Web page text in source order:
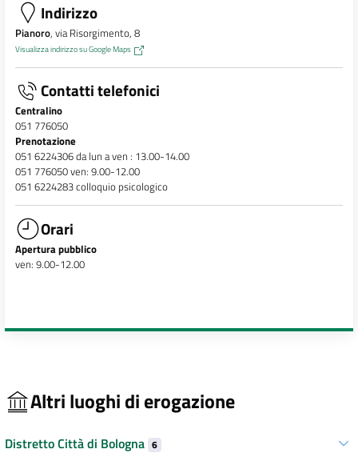
Indirizzo
Pianoro, via Risorgimento, 8
Visualizza indirizzo su Google Maps
Contatti telefonici
Centralino
051 776050
Prenotazione
051 6224306 da lun a ven : 13.00-14.00
051 776050 ven: 9.00-12.00
051 6224283 colloquio psicologico
Orari
Apertura pubblico
ven: 9.00-12.00
Altri luoghi di erogazione
Distretto Città di Bologna 6